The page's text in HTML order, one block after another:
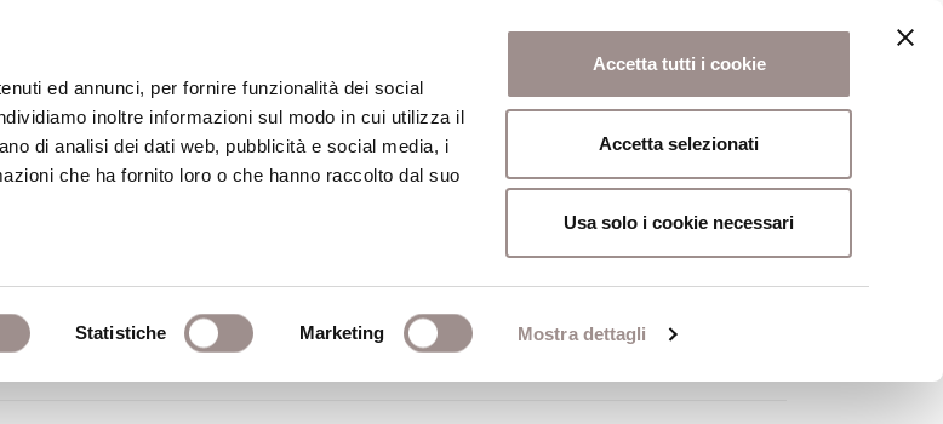
ed annunci, per fornire funzionalità dei social
inoltre informazioni sul modo in cui utilizza il
di analisi dei dati web, pubblicità e social media, i
che ha fornito loro o che hanno raccolto dal suo
Statistiche Marketing Mostra dettagli
Accetta tutti i cookie
Accetta selezionati
Usa solo i cookie necessari
Culturale Centro Studi Religiosi Scuola Alti Studi
Study, Princeton